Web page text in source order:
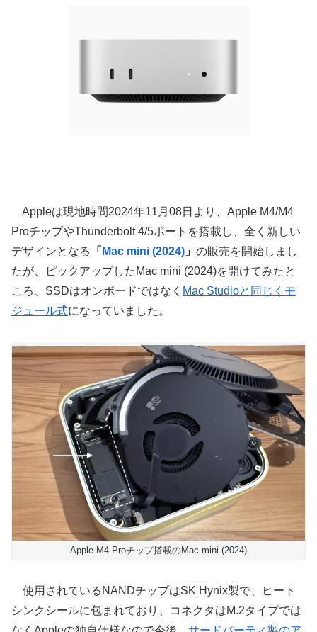
Appleは現地時間2024年11月08日より、Apple M4/M4
ProチップやThunderbolt 4/5ポートを搭載し、全く新しい
デザインとなる
「 Mac mini (2024) 」 の販売を開始しまし
たが、ピックアップしたMac mini (2024)を開けてみたと
ころ、SSDはオンボードではなく Mac Studioと同じくモ
ジュール式になっていました。
Apple M4 Proチップ搭載のMac mini (2024)
使用されているNANDチップはSK Hynix製で、ヒート
シンクシールに包まれており、コネクタはM.2タイプでは